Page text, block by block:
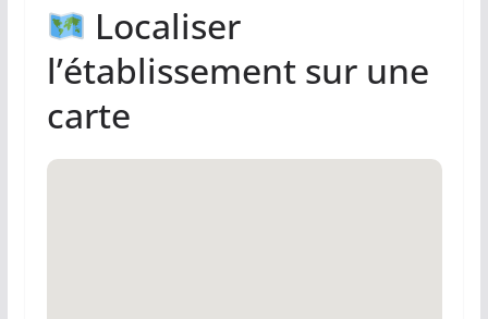
Localiser
l’établissement sur une
carte